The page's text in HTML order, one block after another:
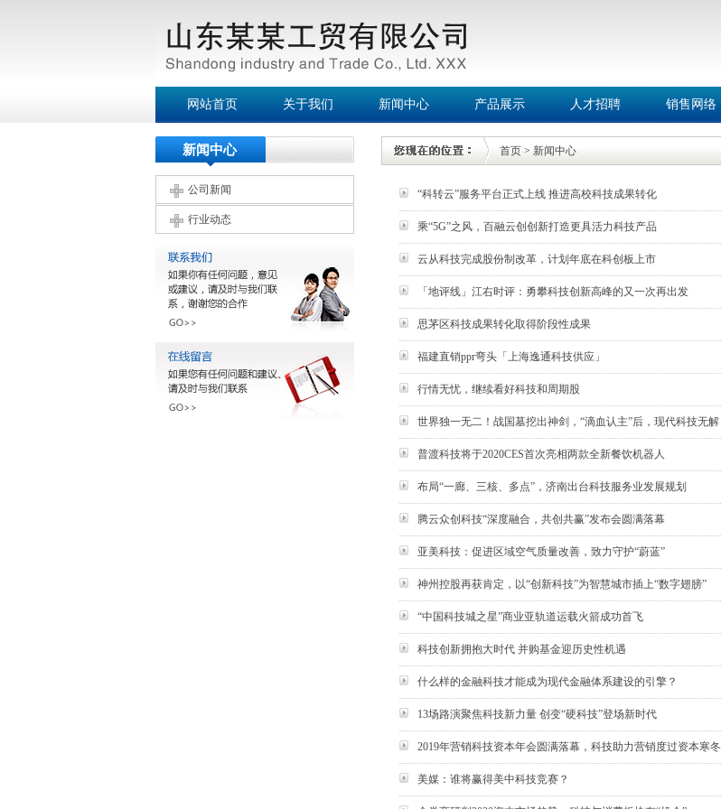
网站首页 关于我们 新闻中心 产品展示 人才招聘 销售网络
新闻中心
公司新闻
行业动态
首页 > 新闻中心
“科转云”服务平台正式上线 推进高校科技成果转化
乘“5G”之风，百融云创创新打造更具活力科技产品
云从科技完成股份制改革，计划年底在科创板上市
「地评线」江右时评：勇攀科技创新高峰的又一次再出发
思茅区科技成果转化取得阶段性成果
福建直销ppr弯头「上海逸通科技供应」
行情无忧，继续看好科技和周期股
世界独一无二！战国墓挖出神剑，“滴血认主”后，现代科技无解
普渡科技将于2020CES首次亮相两款全新餐饮机器人
布局“一廊、三核、多点”，济南出台科技服务业发展规划
腾云众创科技“深度融合，共创共赢”发布会圆满落幕
亚美科技：促进区域空气质量改善，致力守护“蔚蓝”
神州控股再获肯定，以“创新科技”为智慧城市插上“数字翅膀”
“中国科技城之星”商业亚轨道运载火箭成功首飞
科技创新拥抱大时代 并购基金迎历史性机遇
什么样的金融科技才能成为现代金融体系建设的引擎？
13场路演聚焦科技新力量 创变“硬科技”登场新时代
2019年营销科技资本年会圆满落幕，科技助力营销度过资本寒冬
美媒：谁将赢得美中科技竞赛？